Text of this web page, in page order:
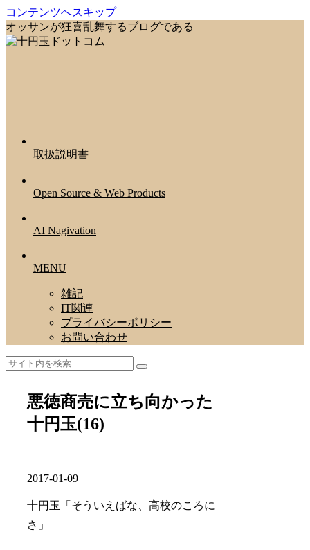
コンテンツへスキップ
オッサンが狂喜乱舞するブログである
取扱説明書
Open Source & Web Products
AI Nagivation
MENU
雑記
IT関連
プライバシーポリシー
お問い合わせ
悪徳商売に立ち向かった
十円玉(16)
2017-01-09
十円玉「そういえばな、高校のころに
さ」